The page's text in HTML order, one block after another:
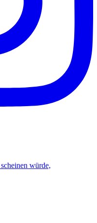
würde,